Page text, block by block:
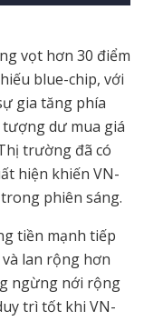
vọt hơn 30 điểm
blue-chip, với
gia tăng phía
dư mua giá
trường đã có
hiện khiến VN-
phiên sáng.
tiền mạnh tiếp
lan rộng hơn
ngừng nới rộng
trì tốt khi VN-